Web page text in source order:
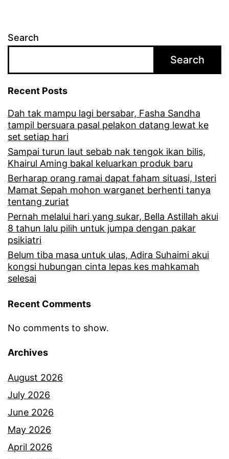
Search
Search
Recent Posts
Dah tak mampu lagi bersabar, Fasha Sandha
tampil bersuara pasal pelakon datang lewat ke
set setiap hari
Sampai turun laut sebab nak tengok ikan bilis,
Khairul Aming bakal keluarkan produk baru
Berharap orang ramai dapat faham situasi, Isteri
Mamat Sepah mohon warganet berhenti tanya
tentang zuriat
Pernah melalui hari yang sukar, Bella Astillah akui
8 tahun lalu pilih untuk jumpa dengan pakar
psikiatri
Belum tiba masa untuk ulas, Adira Suhaimi akui
kongsi hubungan cinta lepas kes mahkamah
selesai
Recent Comments
No comments to show.
Archives
August 2026
July 2026
June 2026
May 2026
April 2026